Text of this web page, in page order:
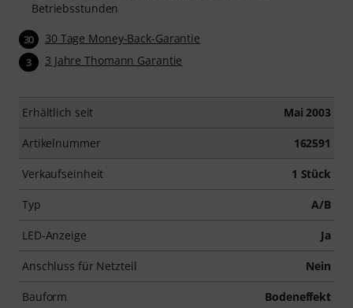
Betriebsstunden
30 30 Tage Money-Back-Garantie
3 3 Jahre Thomann Garantie
Erhältlich seit Mai 2003
Artikelnummer 162591
Verkaufseinheit 1 Stück
Typ A/B
LED-Anzeige Ja
Anschluss für Netzteil Nein
Bauform Bodeneffekt